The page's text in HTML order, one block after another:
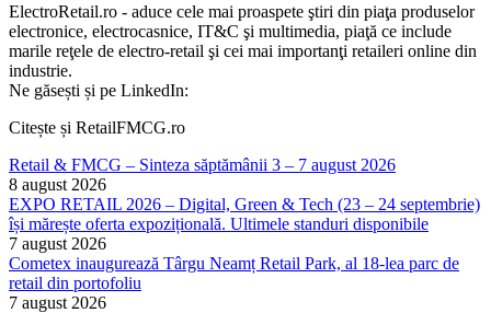
ElectroRetail.ro - aduce cele mai proaspete ştiri din piaţa produselor
electronice, electrocasnice, IT&C şi multimedia, piaţă ce include
marile reţele de electro-retail şi cei mai importanţi retaileri online din
industrie.
Ne găsești și pe LinkedIn:
Citește și RetailFMCG.ro
Retail & FMCG – Sinteza săptămânii 3 – 7 august 2026
8 august 2026
EXPO RETAIL 2026 – Digital, Green & Tech (23 – 24 septembrie)
își mărește oferta expozițională. Ultimele standuri disponibile
7 august 2026
Cometex inaugurează Târgu Neamț Retail Park, al 18-lea parc de
retail din portofoliu
7 august 2026